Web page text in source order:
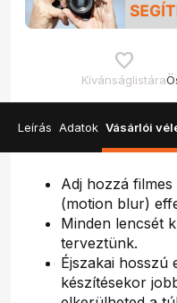
Kívánságlistára
Leírás Adatok Vásárlói
Adj hozzá
(motion blur)
Minden lencsét
terveztünk.
Éjszakai hosszú
készítésekor